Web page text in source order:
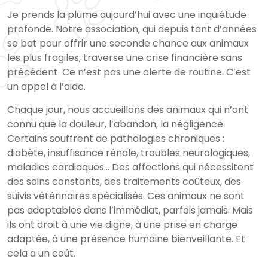
Je prends la plume aujourd’hui avec une inquiétude
profonde. Notre association, qui depuis tant d’années
se bat pour offrir une seconde chance aux animaux
les plus fragiles, traverse une crise financière sans
précédent. Ce n’est pas une alerte de routine. C’est
un appel à l’aide.
Chaque jour, nous accueillons des animaux qui n’ont
connu que la douleur, l’abandon, la négligence.
Certains souffrent de pathologies chroniques :
diabète, insuffisance rénale, troubles neurologiques,
maladies cardiaques… Des affections qui nécessitent
des soins constants, des traitements coûteux, des
suivis vétérinaires spécialisés. Ces animaux ne sont
pas adoptables dans l’immédiat, parfois jamais. Mais
ils ont droit à une vie digne, à une prise en charge
adaptée, à une présence humaine bienveillante. Et
cela a un coût.